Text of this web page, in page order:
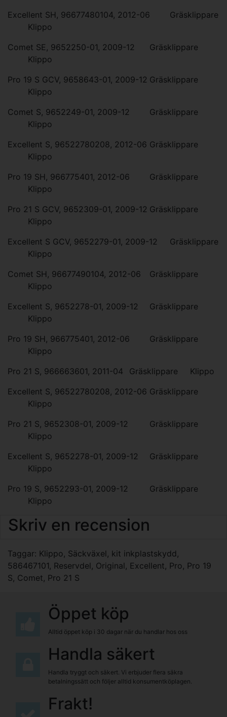
Excellent SH, 96677480104, 2012-06
Gräsklippare
Klippo
Comet SE, 9652250-01, 2009-12
Gräsklippare
Klippo
Pro 19 S GCV, 9658643-01, 2009-12 Gräsklippare
Klippo
Comet S, 9652249-01, 2009-12
Gräsklippare
Klippo
Excellent S, 96522780208, 2012-06 Gräsklippare
Klippo
Pro 19 SH, 966775401, 2012-06
Gräsklippare
Klippo
Pro 21 S GCV, 9652309-01, 2009-12 Gräsklippare
Klippo
Excellent S GCV, 9652279-01, 2009-12
Gräsklippare
Klippo
Comet SH, 96677490104, 2012-06
Gräsklippare
Klippo
Excellent S, 9652278-01, 2009-12
Gräsklippare
Klippo
Pro 19 SH, 966775401, 2012-06
Gräsklippare
Klippo
Pro 21 S, 966663601, 2011-04
Gräsklippare
Klippo
Excellent S, 96522780208, 2012-06 Gräsklippare
Klippo
Pro 21 S, 9652308-01, 2009-12
Gräsklippare
Klippo
Excellent S, 9652278-01, 2009-12
Gräsklippare
Klippo
Pro 19 S, 9652293-01, 2009-12
Gräsklippare
Klippo
Skriv en recension
Taggar: Klippo, Säckväxel, kit inkplastskydd ,
586467101, Reservdel, Original, Excellent, Pro, Pro 19
S, Comet, Pro 21 S
Öppet köp
Alltid öppet köp i 30 dagar när du handlar hos oss
Handla säkert
Handla tryggt och säkert. Vi erbjuder flera säkra
betalningssätt och följer alltid konsumentköplagen.
Frakt!